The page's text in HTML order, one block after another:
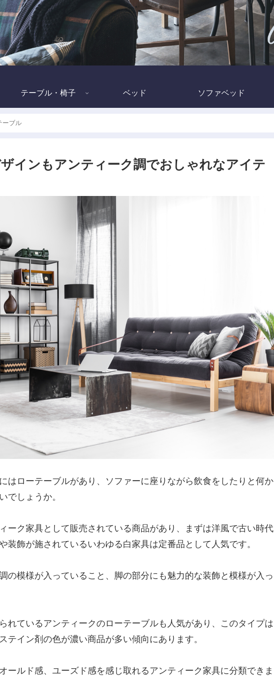
テーブル・椅子 ベッド ソファベッド
ーブル
インもアンティーク調でおしゃれなアイテ
はローテーブルがあり、ソファーに座りながら飲食をしたりと何か
でしょうか。
ーク家具として販売されている商品があり、まずは洋風で古い時代
装飾が施されているいわゆる白家具は定番品として人気です。
の模様が入っていること、脚の部分にも魅力的な装飾と模様が入っ
れているアンティークのローテーブルも人気があり、このタイプは
テイン剤の色が濃い商品が多い傾向にあります。
ールド感、ユーズド感を感じ取れるアンティーク家具に分類できま